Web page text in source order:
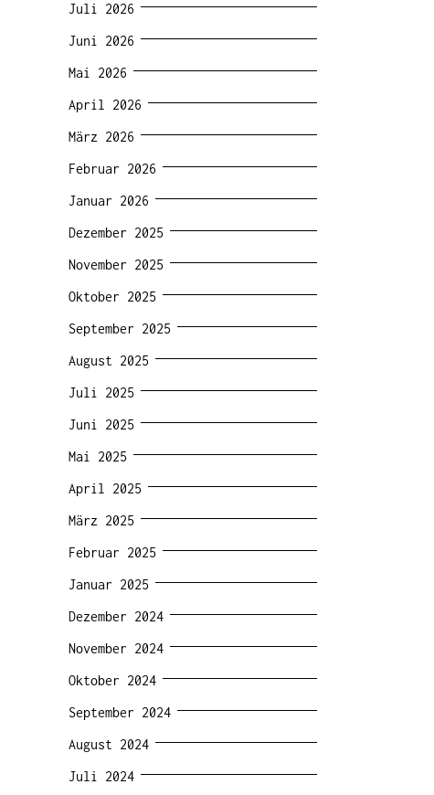
Juli 2026
Juni 2026
Mai 2026
April 2026
März 2026
Februar 2026
Januar 2026
Dezember 2025
November 2025
Oktober 2025
September 2025
August 2025
Juli 2025
Juni 2025
Mai 2025
April 2025
März 2025
Februar 2025
Januar 2025
Dezember 2024
November 2024
Oktober 2024
September 2024
August 2024
Juli 2024